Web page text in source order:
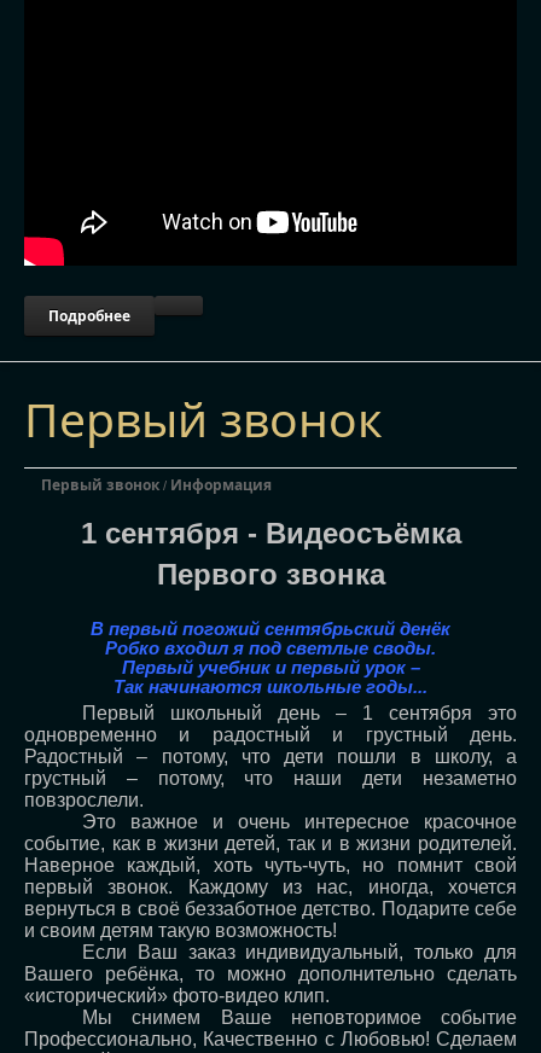
Подробнее
Первый звонок
Первый звонок / Информация
1 сентября - Видеосъёмка
Первого звонка
В первый погожий сентябрьский денёк
Робко входил я под светлые своды.
Первый учебник и первый урок –
Так начинаются школьные годы...
Первый школьный день – 1 сентября это
одновременно и радостный и грустный день.
Радостный – потому, что дети пошли в школу, а
грустный – потому, что наши дети незаметно
повзрослели.
Это важное и очень интересное красочное
событие, как в жизни детей, так и в жизни родителей.
Наверное каждый, хоть чуть-чуть, но помнит свой
первый звонок. Каждому из нас, иногда, хочется
вернуться в своё беззаботное детство. Подарите себе
и своим детям такую возможность!
Если Ваш заказ индивидуальный, только для
Вашего ребёнка, то можно дополнительно сделать
«исторический» фото-видео клип.
Мы снимем Ваше неповторимое событие
Профессионально, Качественно с Любовью! Сделаем